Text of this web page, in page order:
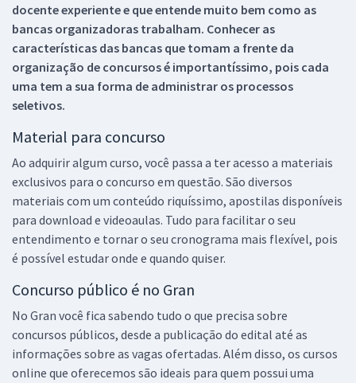
docente experiente e que entende muito bem como as
bancas organizadoras trabalham. Conhecer as
características das bancas que tomam a frente da
organização de concursos é importantíssimo, pois cada
uma tem a sua forma de administrar os processos
seletivos.
Material para concurso
Ao adquirir algum curso, você passa a ter acesso a materiais
exclusivos para o concurso em questão. São diversos
materiais com um conteúdo riquíssimo, apostilas disponíveis
para download e videoaulas. Tudo para facilitar o seu
entendimento e tornar o seu cronograma mais flexível, pois
é possível estudar onde e quando quiser.
Concurso público é no Gran
No Gran você fica sabendo tudo o que precisa sobre
concursos públicos, desde a publicação do edital até as
informações sobre as vagas ofertadas. Além disso, os cursos
online que oferecemos são ideais para quem possui uma